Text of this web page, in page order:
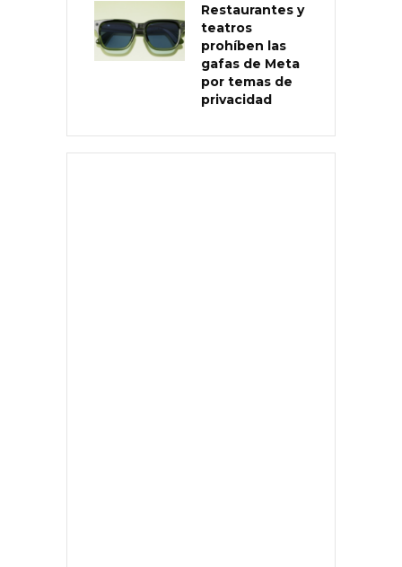
Restaurantes y
teatros
prohíben las
gafas de Meta
por temas de
privacidad